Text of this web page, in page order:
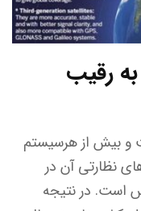
رقیب
و بیش از هرسیستم
نظارتی آن در
است. در نتیجه